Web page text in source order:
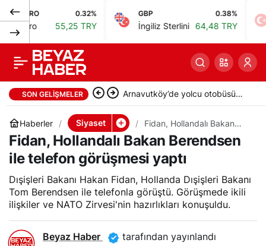
55,25 TRY
GBP
İngiliz Sterlini 64,48 TRY
SON GELIŞMELER Arakçi: ABD ile müzakere
yürütmüyoruz
Haberler Siyaset
Fidan, Hollandalı Bakan
Berendsen ile telefon
görüşmesi yaptı
Fidan, Hollandalı Bakan Berendsen
ile telefon görüşmesi yaptı
Dışişleri Bakanı Hakan Fidan, Hollanda Dışişleri Bakanı
Tom Berendsen ile telefonla görüştü. Görüşmede ikili
ilişkiler ve NATO Zirvesi'nin hazırlıkları konuşuldu.
Beyaz Haber
tarafından yayınlandı
Bakan Fidan, Kanada
Başbakanı Danışmanı
Morrison’u kabul etti
Paylaş